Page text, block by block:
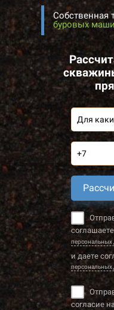
Собственная
буровых
Для
персональных
и даете
персональных
согласие